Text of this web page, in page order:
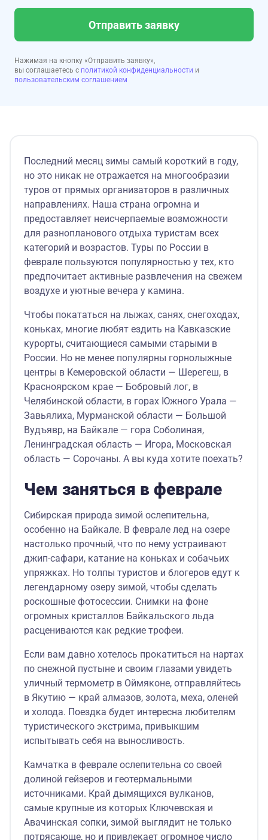
Отправить заявку
Нажимая на кнопку «Отправить заявку»,
вы соглашаетесь с политикой конфиденциальности и
пользовательским соглашением
Последний месяц зимы самый короткий в году,
но это никак не отражается на многообразии
туров от прямых организаторов в различных
направлениях. Наша страна огромна и
предоставляет неисчерпаемые возможности
для разнопланового отдыха туристам всех
категорий и возрастов. Туры по России в
феврале пользуются популярностью у тех, кто
предпочитает активные развлечения на свежем
воздухе и уютные вечера у камина.
Чтобы покататься на лыжах, санях, снегоходах,
коньках, многие любят ездить на Кавказские
курорты, считающиеся самыми старыми в
России. Но не менее популярны горнолыжные
центры в Кемеровской области — Шерегеш, в
Красноярском крае — Бобровый лог, в
Челябинской области, в горах Южного Урала —
Завьялиха, Мурманской области — Большой
Вудъявр, на Байкале — гора Соболиная,
Ленинградская область — Игора, Московская
область — Сорочаны. А вы куда хотите поехать?
Чем заняться в феврале
Сибирская природа зимой ослепительна,
особенно на Байкале. В феврале лед на озере
настолько прочный, что по нему устраивают
джип-сафари, катание на коньках и собачьих
упряжках. Но толпы туристов и блогеров едут к
легендарному озеру зимой, чтобы сделать
роскошные фотосессии. Снимки на фоне
огромных кристаллов Байкальского льда
расцениваются как редкие трофеи.
Если вам давно хотелось прокатиться на нартах
по снежной пустыне и своим глазами увидеть
уличный термометр в Оймяконе, отправляйтесь
в Якутию — край алмазов, золота, меха, оленей
и холода. Поездка будет интересна любителям
туристического экстрима, привыкшим
испытывать себя на выносливость.
Камчатка в феврале ослепительна со своей
долиной гейзеров и геотермальными
источниками. Край дымящихся вулканов,
самые крупные из которых Ключевская и
Авачинская сопки, зимой выглядит не только
потрясающе, но и привлекает огромное число